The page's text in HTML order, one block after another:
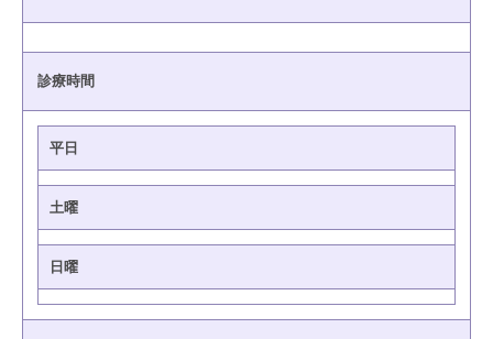
診療時間
平日
土曜
日曜